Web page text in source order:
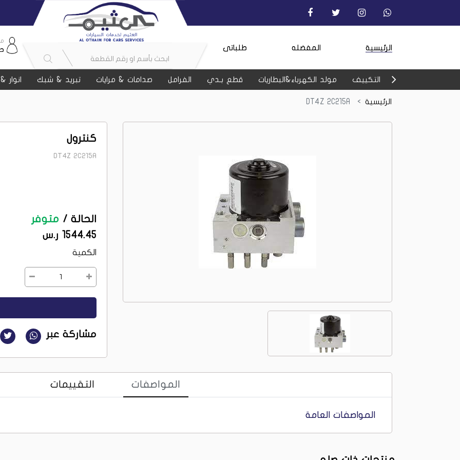
الرئيسية المفضله طلباتى
التكييف مولد الكهرباء&البطاريات قطع بـدي الفرامل صدامات & مرايات تبريد & شبك انوار
الرئيسية
كنترول
DT4Z 2C215A
الحالة / متوفر
1544.45 ر.س
الكمية
1
مشاركة عبر
المواصفات التقييمات
المواصفات العامة